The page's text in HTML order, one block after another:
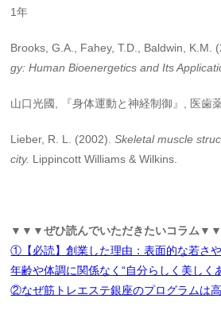
1年
Brooks, G.A., Fahey, T.D., Baldwin, K.M.
gy: Human Bioenergetics and Its
山口光國, 『身体運動と神経制御』, 医歯
Lieber, R. L. (2002).Skeletal muscle
city. Lippincott Williams & Wilkins.
▼▼▼ぜひ読んでいただきたいコラム
①【必読】創業した理由：表面的な若さ
年齢や体調に関係なく“自分らしく美しく
②なぜ筋トレエステ銀座のプログラムは